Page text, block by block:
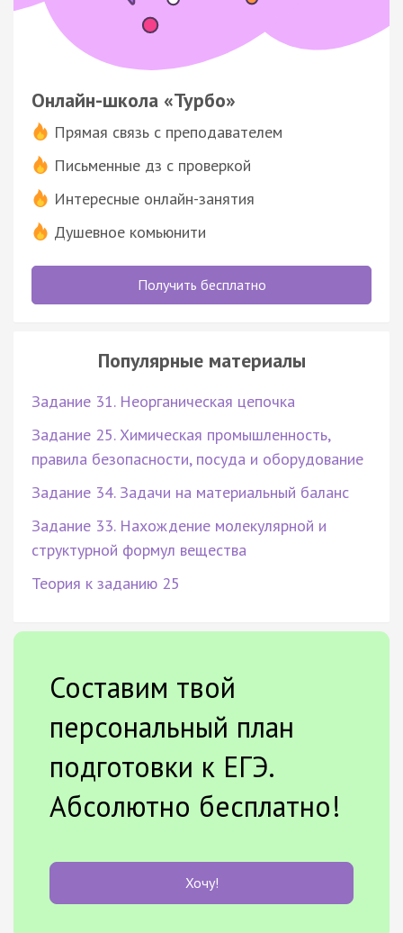
Онлайн-школа «Турбо»
Прямая связь с преподавателем
Письменные дз с проверкой
Интересные онлайн-занятия
Душевное комьюнити
Получить бесплатно
Популярные материалы
Задание 31. Неорганическая цепочка
Задание 25. Химическая промышленность,
правила безопасности, посуда и оборудование
Задание 34. Задачи на материальный баланс
Задание 33. Нахождение молекулярной и
структурной формул вещества
Теория к заданию 25
Составим твой
персональный план
подготовки к ЕГЭ.
Абсолютно бесплатно!
Хочу!